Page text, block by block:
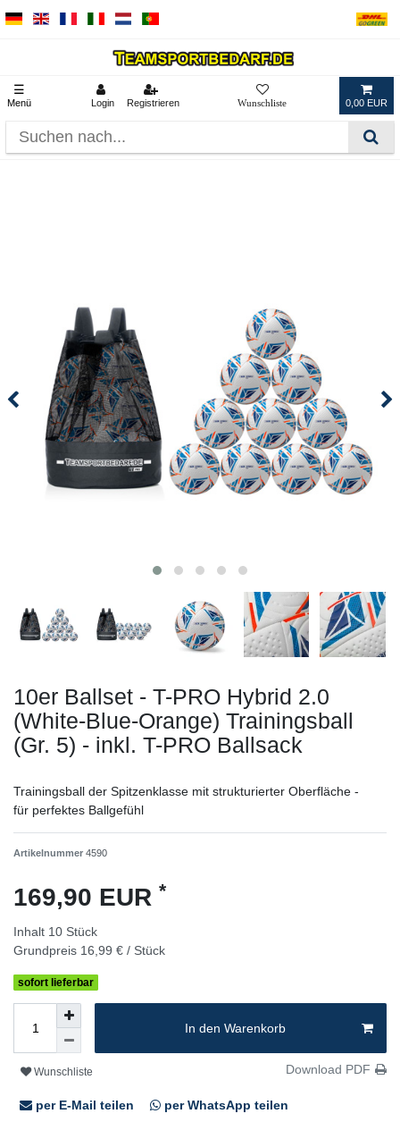
☰
Menü Login Registrieren 0,00 EUR
10er Ballset - T-PRO Hybrid 2.0
(White-Blue-Orange) Trainingsball
(Gr. 5) - inkl. T-PRO Ballsack
Trainingsball der Spitzenklasse mit strukturierter Oberfläche -
für perfektes Ballgefühl
Artikelnummer 4590
169,90 EUR *
Inhalt 10 Stück
Grundpreis 16,99 € / Stück
sofort lieferbar
In den Warenkorb
Wunschliste Download PDF
per E-Mail teilen per WhatsApp teilen